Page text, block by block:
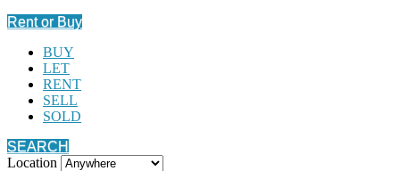
Rent or Buy
BUY
LET
RENT
SELL
SOLD
SEARCH
Location